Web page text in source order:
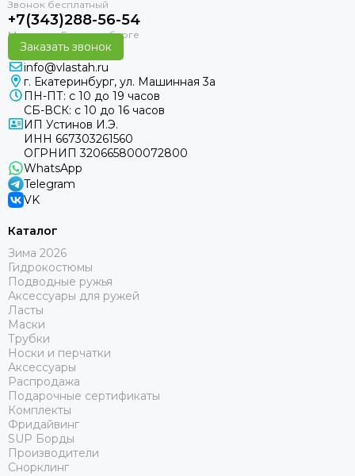
+7(343)288-56-54
Заказать звонок
info@vlastah.ru
г. Екатеринбург, ул. Машинная 3а
ПН-ПТ: с 10 до 19 часов
СБ-ВСК: с 10 до 16 часов
ИП Устинов И.Э.
ИНН 667303261560
ОГРНИП 320665800072800
WhatsApp
Telegram
VK
Каталог
Зима 2026
Гидрокостюмы
Подводные ружья
Аксессуары для ружей
Ласты
Маски
Трубки
Носки и перчатки
Аксессуары
Распродажа
Подарочные сертификаты
Комплекты
Фридайвинг
SUP Борды
Производители
Снорклинг